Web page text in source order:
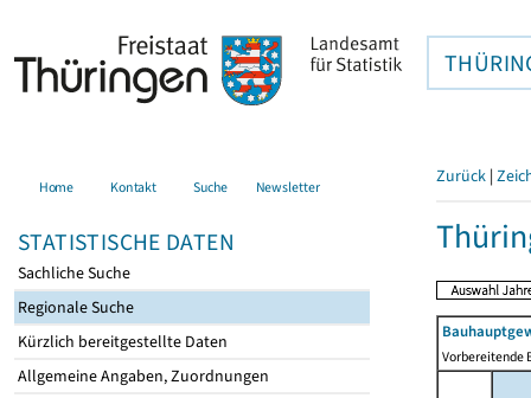
Home Kontakt Suche Newsletter
STATISTISCHE DATEN
Sachliche Suche
Regionale Suche
Kürzlich bereitgestellte Daten
Allgemeine Angaben, Zuordnungen
Zurück |
Vorbereitende